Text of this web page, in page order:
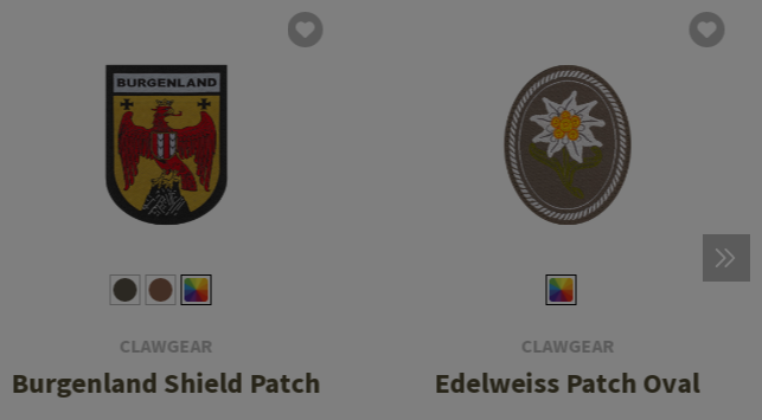
CLAWGEAR
Burgenland Shield Patch
CLAWGEAR
Edelweiss Patch Oval